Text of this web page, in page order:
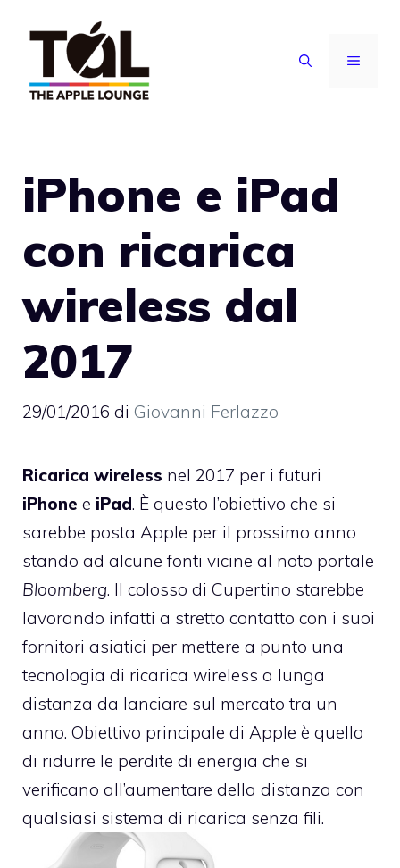
contenuto
MENU
iPhone e iPad
con ricarica
wireless dal
2017
29/01/2016 di Giovanni Ferlazzo
Ricarica wireless nel 2017 per i futuri
iPhone e iPad. È questo l’obiettivo che si
sarebbe posta Apple per il prossimo anno
stando ad alcune fonti vicine al noto portale
Bloomberg. Il colosso di Cupertino starebbe
lavorando infatti a stretto contatto con i suoi
fornitori asiatici per mettere a punto una
tecnologia di ricarica wireless a lunga
distanza da lanciare sul mercato tra un
anno. Obiettivo principale di Apple è quello
di ridurre le perdite di energia che si
verificano all’aumentare della distanza con
qualsiasi sistema di ricarica senza fili.